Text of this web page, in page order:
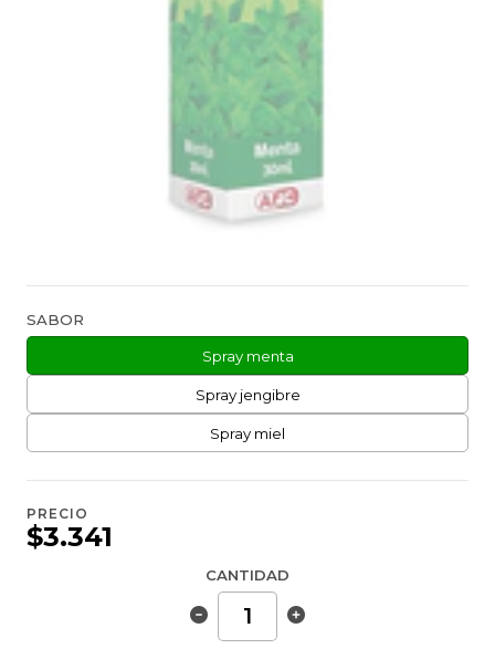
SABOR
Spray menta
Spray jengibre
Spray miel
PRECIO
$3.341
CANTIDAD